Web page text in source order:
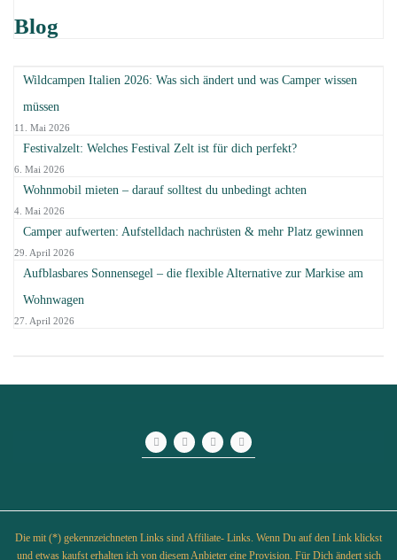
Blog
Wildcampen Italien 2026: Was sich ändert und was Camper wissen
müssen
11. Mai 2026
Festivalzelt: Welches Festival Zelt ist für dich perfekt?
6. Mai 2026
Wohnmobil mieten – darauf solltest du unbedingt achten
4. Mai 2026
Camper aufwerten: Aufstelldach nachrüsten & mehr Platz gewinnen
29. April 2026
Aufblasbares Sonnensegel – die flexible Alternative zur Markise am
Wohnwagen
27. April 2026
Die mit (*) gekennzeichneten Links sind Affiliate- Links. Wenn Du auf den Link klickst
und etwas kaufst erhalten ich von diesem Anbieter eine Provision. Für Dich ändert sich